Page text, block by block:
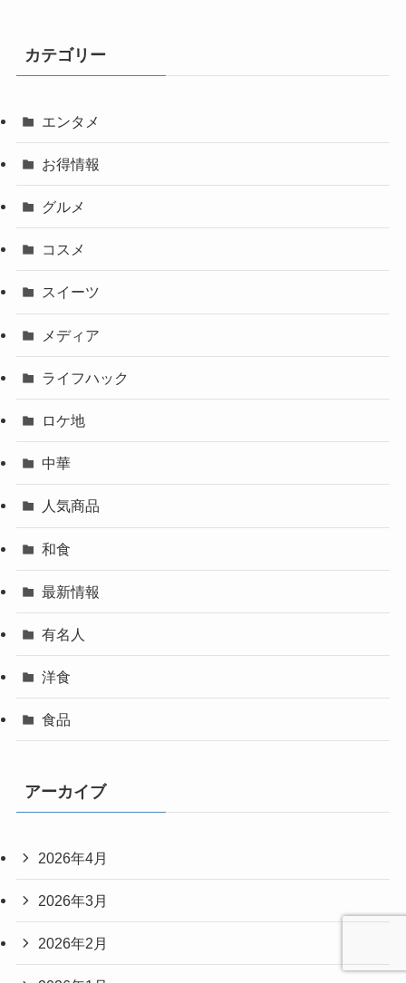
カテゴリー
エンタメ
お得情報
グルメ
コスメ
スイーツ
メディア
ライフハック
ロケ地
中華
人気商品
和食
最新情報
有名人
洋食
食品
アーカイブ
2026年4月
2026年3月
2026年2月